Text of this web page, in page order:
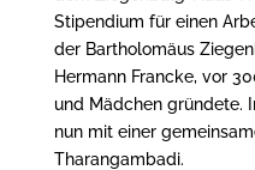
Stipendium für einen
der Bartholomäus
Hermann Francke, vor
und Mädchen gründete.
nun mit einer
Tharangambadi.